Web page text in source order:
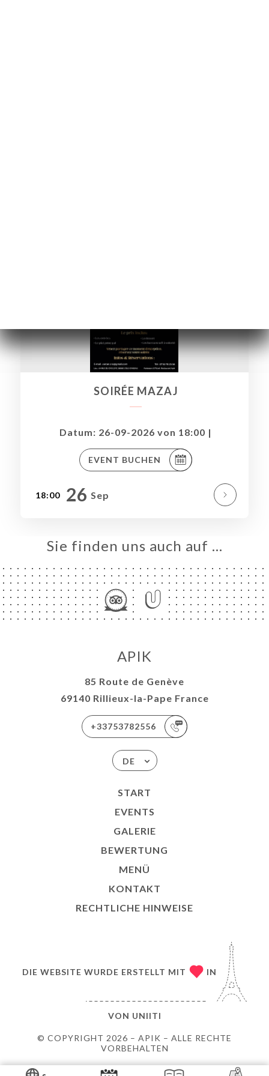
SOIRÉE MAZAJ
Datum: 26-09-2026 von 18:00 |
EVENT BUCHEN
Sep
26
18:00
Sie finden uns auch auf …
APIK
85 Route de Genève
69140 Rillieux-la-Pape France
+33753782556
DE
START
EVENTS
GALERIE
BEWERTUNG
MENÜ
KONTAKT
RECHTLICHE HINWEISE
© COPYRIGHT 2026 – APIK – ALLE RECHTE
VORBEHALTEN
DIE WEBSITE WURDE ERSTELLT MIT IN
VON UNIITI